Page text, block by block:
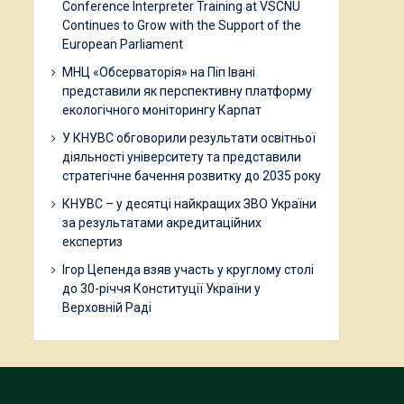
Conference Interpreter Training at VSCNU
Continues to Grow with the Support of the
European Parliament
МНЦ «Обсерваторія» на Піп Івані
представили як перспективну платформу
екологічного моніторингу Карпат
У КНУВС обговорили результати освітньої
діяльності університету та представили
стратегічне бачення розвитку до 2035 року
КНУВС – у десятці найкращих ЗВО України
за результатами акредитаційних
експертиз
Ігор Цепенда взяв участь у круглому столі
до 30-річчя Конституції України у
Верховній Раді